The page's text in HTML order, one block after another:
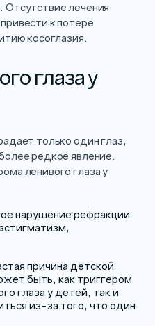
лечения
к потере
косоглазия.
глаза у
только один глаз,
редкое явление.
ленивого глаза у
нарушение рефракции
причина детской
быть, как триггером
глаза у детей, так и
из-за того, что один